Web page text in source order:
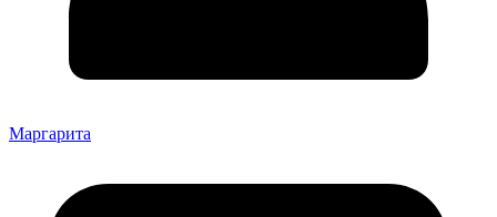
Маргарита